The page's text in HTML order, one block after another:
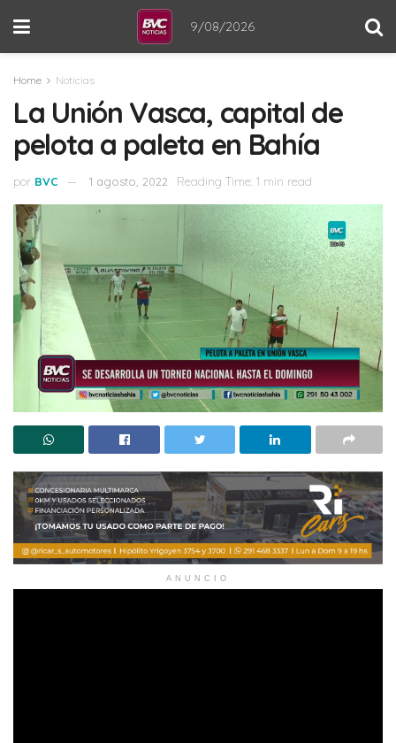
9/08/2026
Home Noticias
La Unión Vasca, capital de
pelota a paleta en Bahía
por BVC 1 agosto, 2022 Reading Time: 1 min read
ANUNCIO